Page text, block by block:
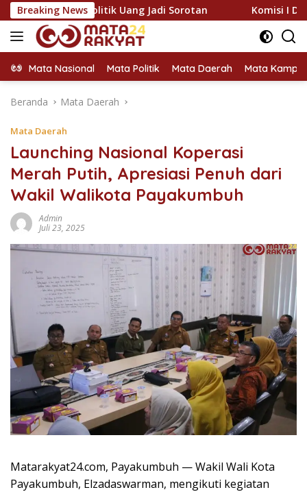
Langsung
ke
konten
Breaking News
Politik Uang Jadi Sorotan Komisi I DPR RI:
Mata Nasional Mata Politik Mata Daerah Mata
Beranda Mata Daerah
Mata Daerah
Launching Nasional Koperasi
Merah Putih, Apresiasi Penuh dari
Wakil Walikota Payakumbuh
Admin
Juli 23, 2025
Matarakyat24.com, Payakumbuh — Wakil Wali Kota
Payakumbuh, Elzadaswarman, mengikuti kegiatan